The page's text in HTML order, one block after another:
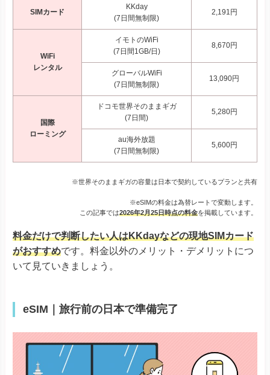
SIMカード
KKday
(7日間無制限)
2,191円
WiFi
レンタル
イモトのWiFi
(7日間1GB/日)
8,670円
グローバルWiFi
(7日間無制限)
13,090円
国際
ローミング
ドコモ世界そのままギガ
(7日間)
5,280円
au海外放題
(7日間無制限)
5,600円
※世界そのままギガの容量は日本で契約しているプランと共有
※eSIMの料金は為替レートで変動します。
この記事では2026年2月25日時点の料金を掲載しています。
料金だけで判断したい人はKKdayなどの現地SIMカード
がおすすめです。料金以外のメリット・デメリットにつ
いて見ていきましょう。
eSIM｜旅行前の日本で準備完了